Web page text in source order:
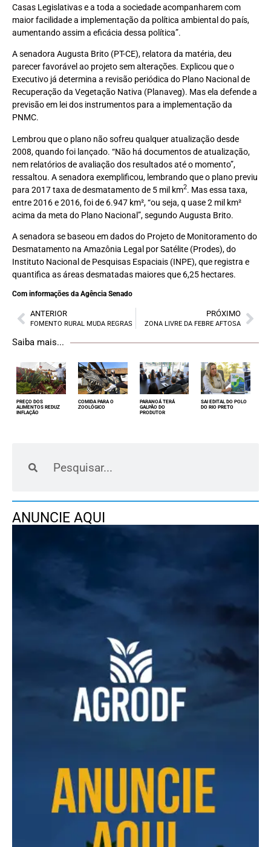
Casas Legislativas e a toda a sociedade acompanharem com
maior facilidade a implementação da política ambiental do país,
aumentando assim a eficácia dessa política”.
A senadora Augusta Brito (PT-CE), relatora da matéria, deu
parecer favorável ao projeto sem alterações. Explicou que o
Executivo já determina a revisão periódica do Plano Nacional de
Recuperação da Vegetação Nativa (Planaveg). Mas ela defende a
previsão em lei dos instrumentos para a implementação da
PNMC.
Lembrou que o plano não sofreu qualquer atualização desde
2008, quando foi lançado. “Não há documentos de atualização,
nem relatórios de avaliação dos resultados até o momento”,
ressaltou. A senadora exemplificou, lembrando que o plano previu
para 2017 taxa de desmatamento de 5 mil km2. Mas essa taxa,
entre 2016 e 2016, foi de 6.947 km², “ou seja, q uase 2 mil km²
acima da meta do Plano Nacional”, segundo Augusta Brito.
A senadora se baseou em dados do Projeto de Monitoramento do
Desmatamento na Amazônia Legal por Satélite (Prodes), do
Instituto Nacional de Pesquisas Espaciais (INPE), que registra e
quantifica as áreas desmatadas maiores que 6,25 hectares.
Com informações da Agência Senado
ANTERIOR
FOMENTO RURAL MUDA REGRAS
PRÓXIMO
ZONA LIVRE DA FEBRE AFTOSA
Saiba mais...
PREÇO DOS
ALIMENTOS REDUZ
INFLAÇÃO
COMIDA PARA O
ZOOLÓGICO
PARANOÁ TERÁ
GALPÃO DO
PRODUTOR
SAI EDITAL DO POLO
DO RIO PRETO
ANUNCIE AQUI